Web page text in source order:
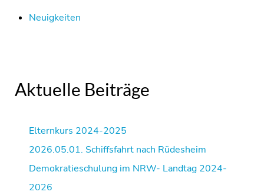
Neuigkeiten
Aktuelle Beiträge
Elternkurs 2024-2025
2026.05.01. Schiffsfahrt nach Rüdesheim
Demokratieschulung im NRW- Landtag 2024-
2026